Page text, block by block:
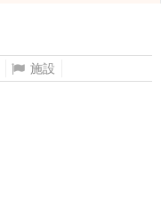
施設